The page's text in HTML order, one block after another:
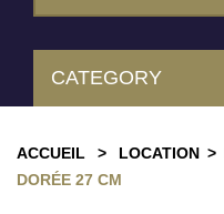
CATEGORY
ACCUEIL > LOCATION >
DORÉE 27 CM